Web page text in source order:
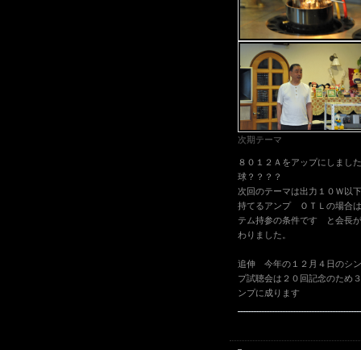
次期テーマ
８０１２Ａをアップにしまし
球？？？？
次回のテーマは出力１０Ｗ以
持てるアンプ ＯＴＬの場合
テム持参の条件です と会長
わりました。
追伸 今年の１２月４日のシ
プ試聴会は２０回記念のため
ンプに成ります